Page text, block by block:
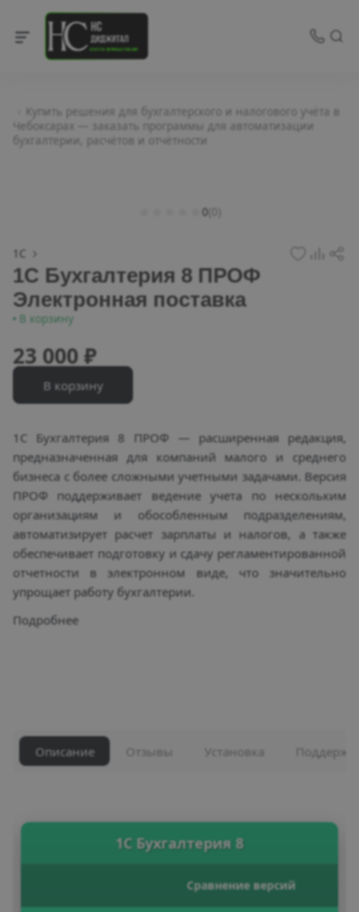
Купить решения для бухгалтерского и налогового учёта в
Чебоксарах — заказать программы для автоматизации
бухгалтерии, расчётов и отчётности
0(0)
1С
1С Бухгалтерия 8 ПРОФ
Электронная поставка
В корзину
23 000 ₽
В корзину
1С Бухгалтерия 8 ПРОФ — расширенная редакция,
предназначенная для компаний малого и среднего
бизнеса с более сложными учетными задачами. Версия
ПРОФ поддерживает ведение учета по нескольким
организациям и обособленным подразделениям,
автоматизирует расчет зарплаты и налогов, а также
обеспечивает подготовку и сдачу регламентированной
отчетности в электронном виде, что значительно
упрощает работу бухгалтерии.
Подробнее
Описание
1С Бухгалтерия 8
Сравнение версий
Отзывы Установка